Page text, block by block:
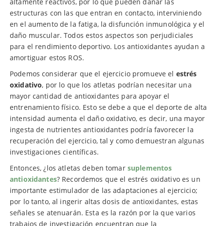
altamente reactivos, por lo que pueden dañar las
estructuras con las que entran en contacto, interviniendo
en el aumento de la fatiga, la disfunción inmunológica y el
daño muscular. Todos estos aspectos son perjudiciales
para el rendimiento deportivo. Los antioxidantes ayudan a
amortiguar estos ROS.
Podemos considerar que el ejercicio promueve el estrés
oxidativo, por lo que los atletas podrían necesitar una
mayor cantidad de antioxidantes para apoyar el
entrenamiento físico. Esto se debe a que el deporte de alta
intensidad aumenta el daño oxidativo, es decir, una mayor
ingesta de nutrientes antioxidantes podría favorecer la
recuperación del ejercicio, tal y como demuestran algunas
investigaciones científicas.
Entonces, ¿los atletas deben tomar suplementos
antioxidantes? Recordemos que el estrés oxidativo es un
importante estimulador de las adaptaciones al ejercicio;
por lo tanto, al ingerir altas dosis de antioxidantes, estas
señales se atenuarán. Esta es la razón por la que varios
trabajos de investigación encuentran que la